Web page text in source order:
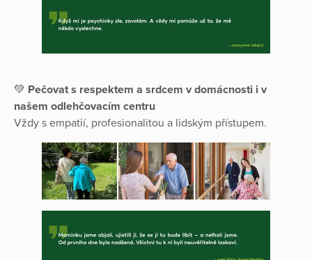
💚 Pečovat s respektem a srdcem v domácnosti i v
našem odlehčovacím centru
Vždy s empatií, profesionalitou a lidským přístupem.